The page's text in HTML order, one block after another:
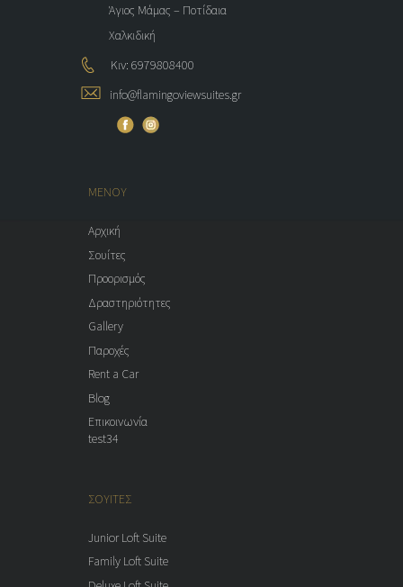
Άγιος Μάμας – Ποτίδαια
Χαλκιδική
Κιν: 6979808400
info@flamingoviewsuites.gr
ΜΕΝΟΥ
Αρχική
Σουίτες
Προορισμός
Δραστηριότητες
Gallery
Παροχές
Rent a Car
Blog
Επικοινωνία
test34
ΣΟΥΙΤΕΣ
Junior Loft Suite
Family Loft Suite